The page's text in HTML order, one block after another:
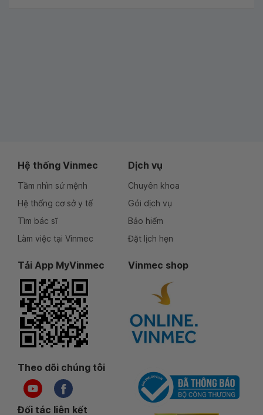
Hệ thống Vinmec
Tầm nhìn sứ mệnh
Hệ thống cơ sở y tế
Tìm bác sĩ
Làm việc tại Vinmec
Dịch vụ
Chuyên khoa
Gói dịch vụ
Bảo hiểm
Đặt lịch hẹn
Tải App MyVinmec Vinmec shop
Theo dõi chúng tôi
Đối tác liên kết